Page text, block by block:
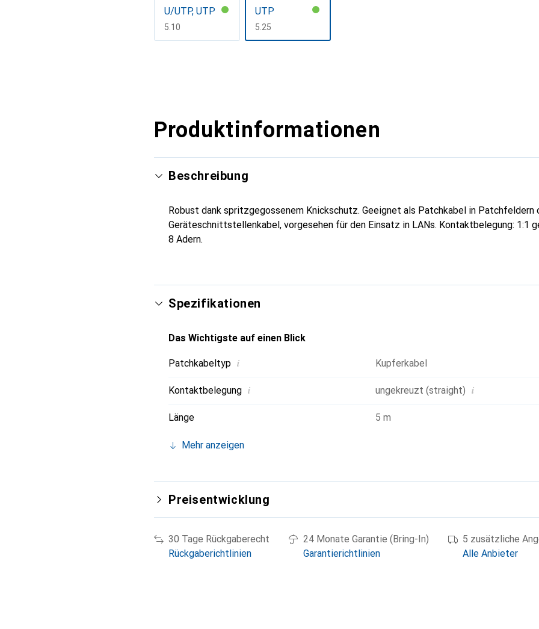
U/UTP, UTP
CHF
5.10
UTP
CHF
5.25
Produktinformationen
Beschreibung
Robust dank spritzgegossenem Knickschutz. Geeignet als Patchkabel in Patchfeldern
Geräteschnittstellenkabel, vorgesehen für den Einsatz in LANs. Kontaktbelegung: 1:1
8 Adern.
Spezifikationen
Das Wichtigste auf einen Blick
Patchkabeltyp i Kupferkabel
Kontaktbelegung i ungekreuzt (straight) i
Länge 5 m
Mehr anzeigen
Preisentwicklung
30 Tage Rückgaberecht
Rückgaberichtlinien
24 Monate Garantie (Bring-In)
Garantierichtlinien
5 zusätzliche
Alle Anbieter